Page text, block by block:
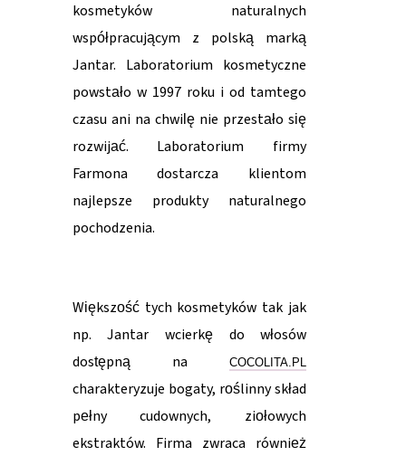
kosmetyków naturalnych
współpracującym z polską marką
Jantar. Laboratorium kosmetyczne
powstało w 1997 roku i od tamtego
czasu ani na chwilę nie przestało się
rozwijać. Laboratorium firmy
Farmona dostarcza klientom
najlepsze produkty naturalnego
pochodzenia.
Większość tych kosmetyków tak jak
np. Jantar wcierkę do włosów
dostępną naCOCOLITA.PL
charakteryzuje bogaty, roślinny skład
pełny cudownych, ziołowych
ekstraktów. Firma zwraca również